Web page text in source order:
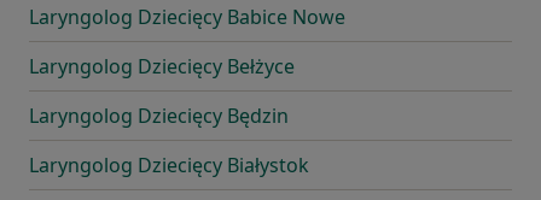
Laryngolog Dziecięcy Babice Nowe
Laryngolog Dziecięcy Bełżyce
Laryngolog Dziecięcy Będzin
Laryngolog Dziecięcy Białystok